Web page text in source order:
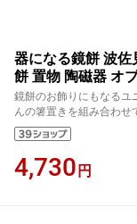
器になる鏡餅 波佐
餅 置物 陶磁器 オ
鏡餅のお飾りにもなるユ
んの箸置きを組み合わせ
4,730 円